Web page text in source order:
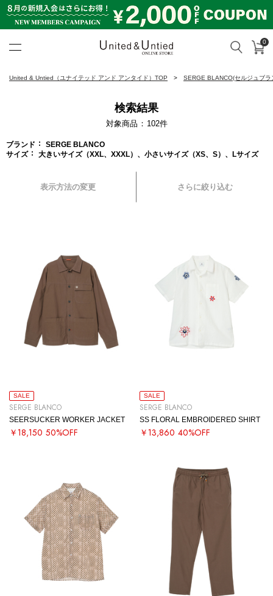
検索 カ
0
United & Untied（ユナイテッド アンド アンタイド）TOP SERGE BLANCO(セルジュブ
検索結果
対象商品 102件
ブランド
SERGE BLANCO
サイズ
大きいサイズ（XXL、XXXL）、小さいサイズ（XS、S）、Lサイズ
表示方法の変更 さらに絞り込む
SALE
SERGE BLANCO
SEERSUCKER WORKER JACKET
￥18,150 50%OFF
SALE
SERGE BLANCO
SS FLORAL EMBROIDERED SHIRT
￥13,860 40%OFF